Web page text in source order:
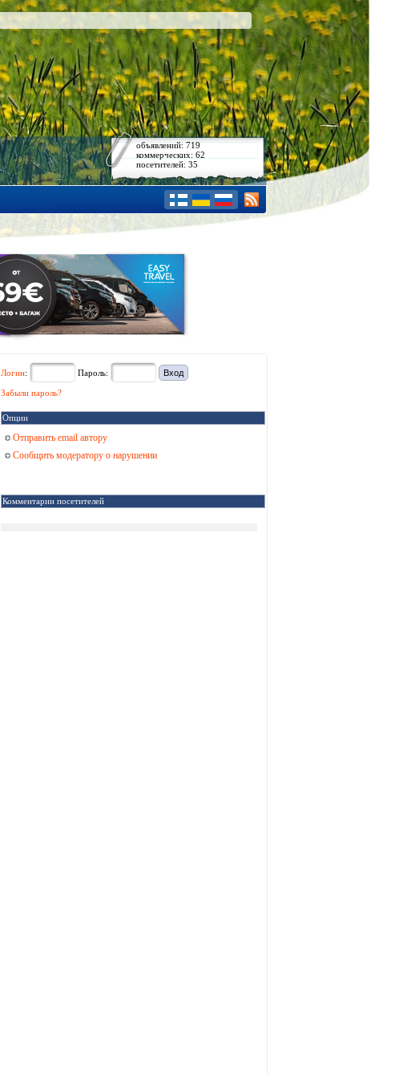
объявлений: 719
коммерческих: 62
посетителей: 35
Логин: Пароль:
Забыли пароль?
Опции
Отправить email автору
Сообщить модератору о нарушении
Комментарии посетителей